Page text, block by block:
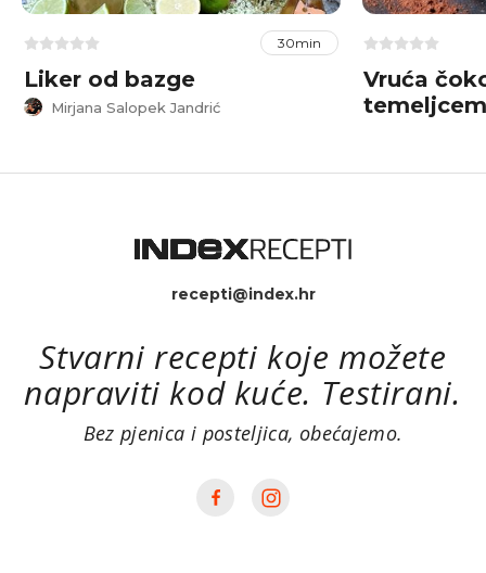
30min
Liker od bazge
Mirjana Salopek Jandrić
Vruća
recepti@index.hr
Stvarni recepti koje možete
napraviti kod kuće. Testirani.
Bez pjenica i posteljica, obećajemo.